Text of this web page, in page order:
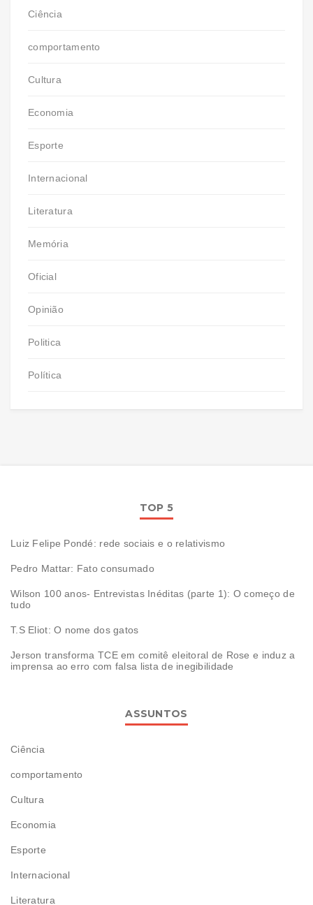
Ciência
comportamento
Cultura
Economia
Esporte
Internacional
Literatura
Memória
Oficial
Opinião
Politica
Política
TOP 5
Luiz Felipe Pondé: rede sociais e o relativismo
Pedro Mattar: Fato consumado
Wilson 100 anos- Entrevistas Inéditas (parte 1): O começo de
tudo
T.S Eliot: O nome dos gatos
Jerson transforma TCE em comitê eleitoral de Rose e induz a
imprensa ao erro com falsa lista de inegibilidade
ASSUNTOS
Ciência
comportamento
Cultura
Economia
Esporte
Internacional
Literatura